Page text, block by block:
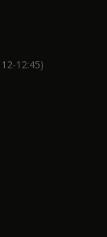
12:45)